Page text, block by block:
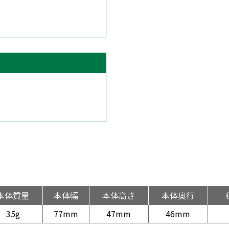
体質量 本体幅 本体高さ 本体奥行
35g 77mm 47mm 46mm